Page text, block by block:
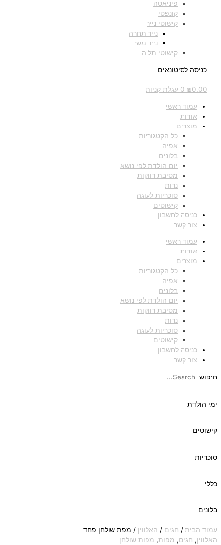
פיניאטה
קונפטי
קישוטי נייר
נייר תחרה
נייר משי
קישוטי תליה
כניסה לסיטונאים
₪0.00
0 עגלת קניות
עמוד ראשי
אודות
מוצרים
כל הקטגוריות
אפיה
בלונים
יום הולדת לפי נושא
מסיבת רווקות
נרות
סוכריות לעוגה
קישוטים
כניסה לחשבון
צור קשר
עמוד ראשי
אודות
מוצרים
כל הקטגוריות
אפיה
בלונים
יום הולדת לפי נושא
מסיבת רווקות
נרות
סוכריות לעוגה
קישוטים
כניסה לחשבון
צור קשר
חיפוש
ימי הולדת
קישוטים
סוכריות
כללי
בלונים
עמוד הבית/חגים/האלווין/ מפת שולחן פחד
האלווין,חגים,מפות,מפות שולחן